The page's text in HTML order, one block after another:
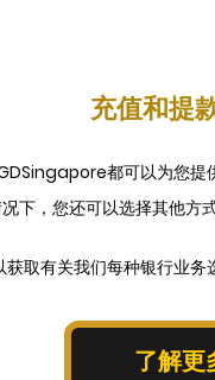
充值和提
都可以为您
下，您还可以选择其他
取有关我们每种银行业务
了解更